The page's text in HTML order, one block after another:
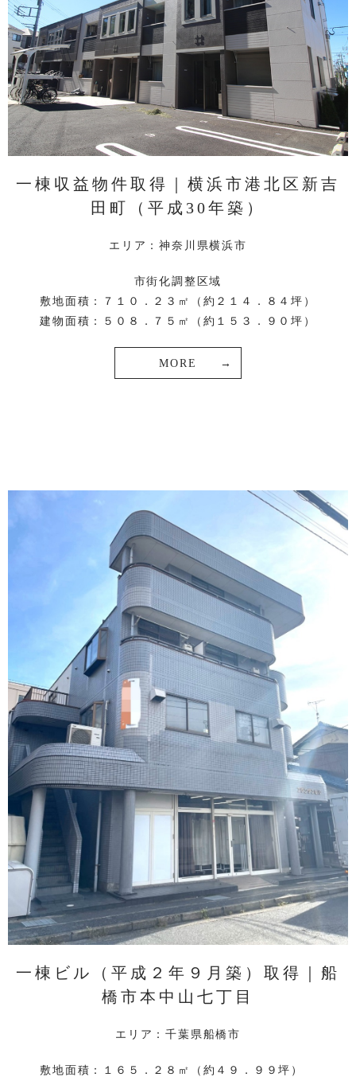
一棟収益物件取得｜横浜市港北区新吉
田町（平成30年築）
エリア：神奈川県横浜市
市街化調整区域
敷地面積：７１０．２３㎡（約２１４．８４坪）
建物面積：５０８．７５㎡（約１５３．９０坪）
MORE
一棟ビル（平成２年９月築）取得｜船
橋市本中山七丁目
エリア：千葉県船橋市
敷地面積：１６５．２８㎡（約４９．９９坪）